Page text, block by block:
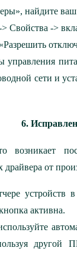
найдите
Свойства ->
управления
сети и
6.
возникает
от
устройств
активна.
другой